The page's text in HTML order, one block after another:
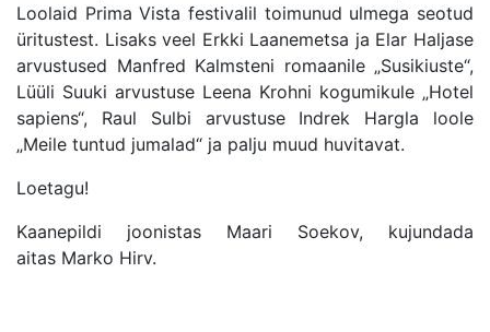
Loolaid Prima Vista festivalil toimunud ulmega seotud
üritustest. Lisaks veel Erkki Laanemetsa ja Elar Haljase
arvustused Manfred Kalmsteni romaanile „Susikiuste“,
Lüüli Suuki arvustuse Leena Krohni kogumikule „Hotel
sapiens“, Raul Sulbi arvustuse Indrek Hargla loole
„Meile tuntud jumalad“ ja palju muud huvitavat.
Loetagu!
Kaanepildi joonistas Maari Soekov, kujundada
aitas Marko Hirv.